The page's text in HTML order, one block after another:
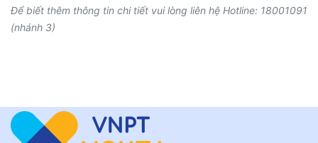
Để biết thêm thông tin chi tiết vui lòng liên hệ Hotline: 18001091
(nhánh 3)